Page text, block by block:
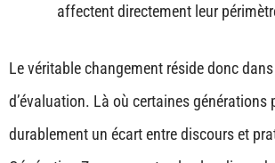
affectent directement leur
Le véritable changement réside donc
d’évaluation. Là où certaines générations
durablement un écart entre discours et